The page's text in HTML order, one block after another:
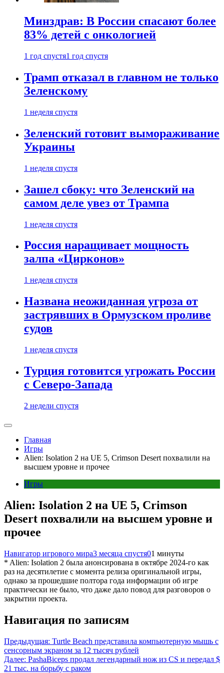
Минздрав: В России спасают более
83% детей с онкологией
1 год спустя1 год спустя
Трамп отказал в главном не только
Зеленскому
1 неделя спустя
Зеленский готовит вымораживание
Украины
1 неделя спустя
Зашел сбоку: что Зеленский на
самом деле увез от Трампа
1 неделя спустя
Россия наращивает мощность
залпа «Цирконов»
1 неделя спустя
Названа неожиданная угроза от
застрявших в Ормузском проливе
судов
1 неделя спустя
Турция готовится угрожать России
с Северо-Запада
2 недели спустя
Главная
Игры
Alien: Isolation 2 на UE 5, Crimson Desert похвалили на
высшем уровне и прочее
Игры
Alien: Isolation 2 на UE 5, Crimson
Desert похвалили на высшем уровне и
прочее
Навигатор игрового мира3 месяца спустя01 минуты
* Alien: Isolation 2 была анонсирована в октябре 2024-го как
раз на десятилетие с момента релиза оригинальной игры,
однако за прошедшие полтора года информации об игре
практически не было, что даже дало повод для разговоров о
закрытии проекта.
Навигация по записям
Предыдущая: Turtle Beach представила компьютерную мышь с
сенсорным экраном за 12 тысяч рублей
Далее: PashaBiceps продал легендарный нож из CS и передал $
21 тыс. на борьбу с раком